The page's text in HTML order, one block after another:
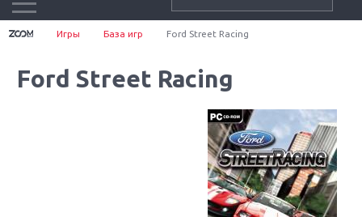
Игры База игр Ford Street Racing
Ford Street Racing